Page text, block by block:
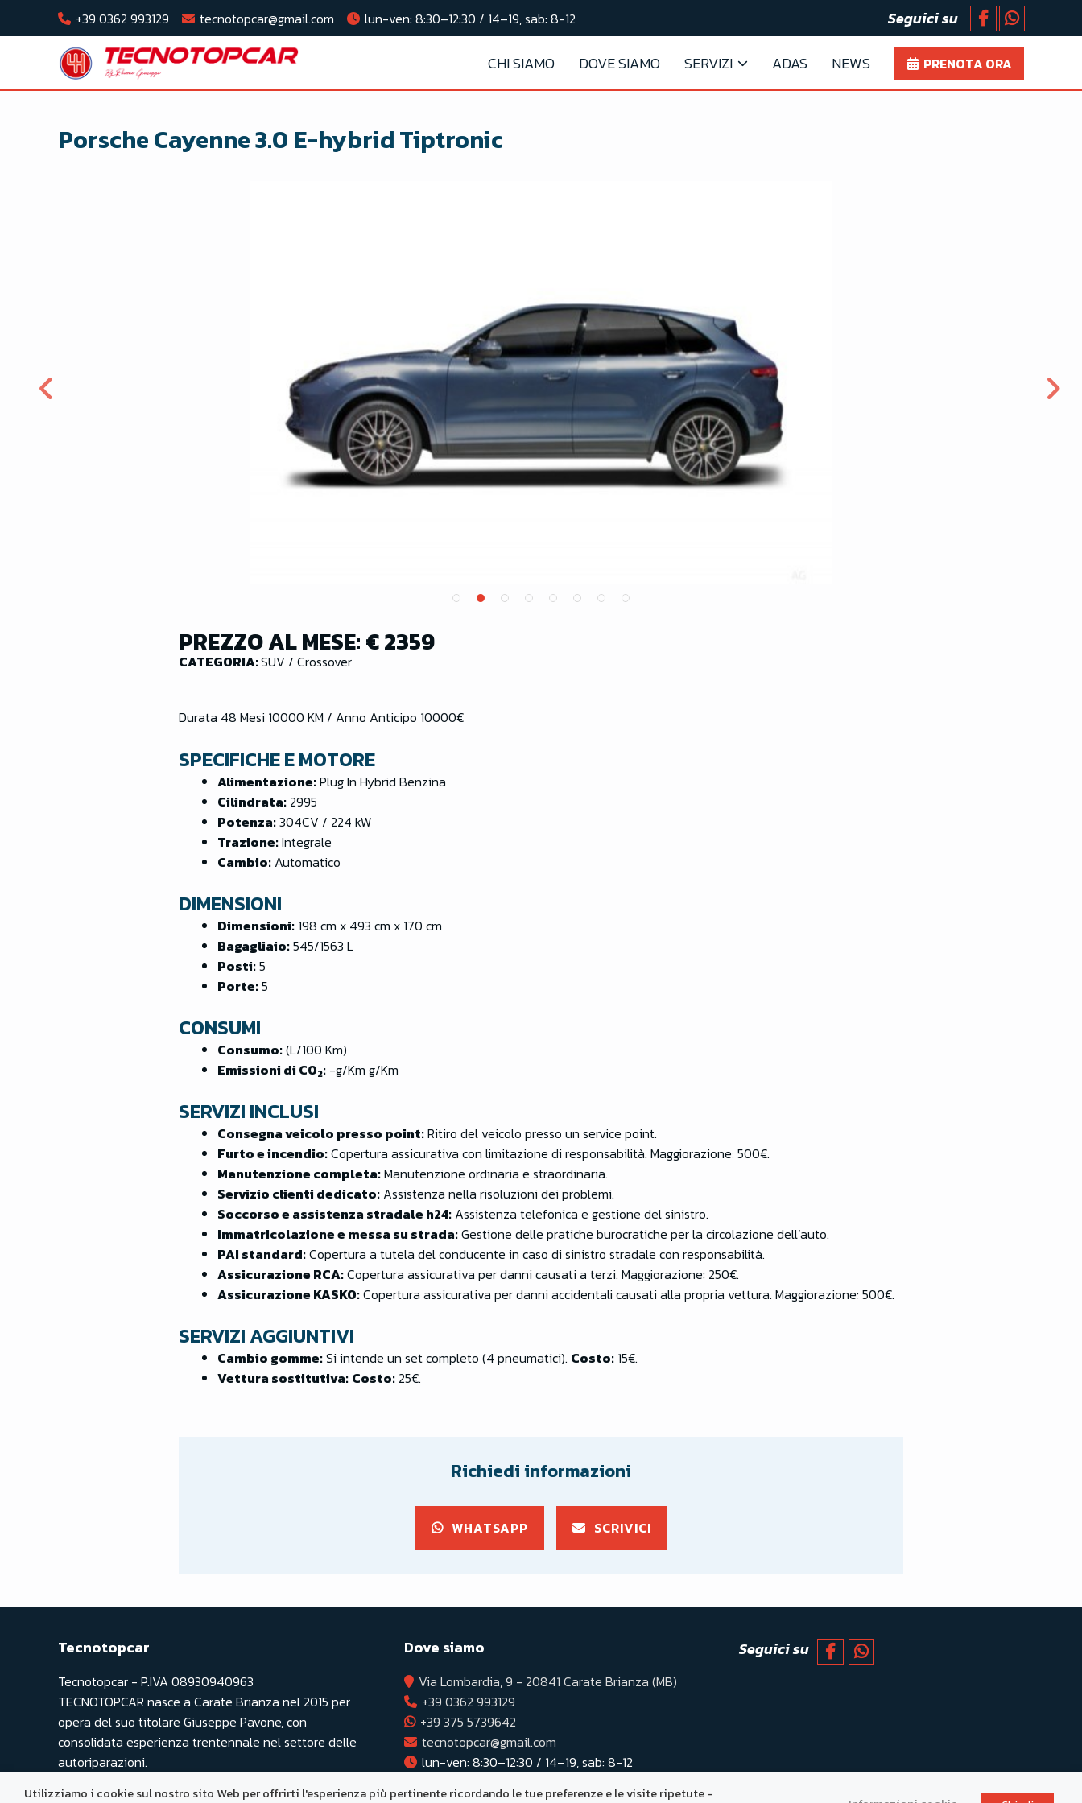
+39 0362 993129 tecnotopcar@gmail.com lun-ven: 8:30–12:30 / 14–19, sab: 8-12 Seguici su
CHI SIAMO DOVE SIAMO SERVIZI ADAS NEWS PRENOTA ORA
Porsche Cayenne 3.0 E-hybrid Tiptronic
PREZZO AL MESE:€ 2359
CATEGORIA:SUV / Crossover
Durata 48 Mesi 10000 KM / Anno Anticipo 10000€
SPECIFICHE E MOTORE
Alimentazione:Plug In Hybrid Benzina
Cilindrata: 2995
Potenza:304CV / 224 kW
Trazione:Integrale
Cambio: Automatico
DIMENSIONI
Dimensioni: 198 cm x 493 cm x 170 cm
Bagagliaio:545/1563 L
Posti:5
Porte:5
CONSUMI
Consumo:(L/100 Km)
Emissioni di CO2: -g/Km g/Km
SERVIZI INCLUSI
Consegna veicolo presso point:Ritiro del veicolo presso un service point.
Furto e incendio:Copertura assicurativa con limitazione di responsabilità. Maggiorazione: 500€.
Manutenzione completa:Manutenzione ordinaria e straordinaria.
Servizio clienti dedicato: Assistenza nella risoluzioni dei problemi.
Soccorso e assistenza stradale h24: Assistenza telefonica e gestione del sinistro.
Immatricolazione e messa su strada:Gestione delle pratiche burocratiche per la circolazione dell’auto.
PAI standard:Copertura a tutela del conducente in caso di sinistro stradale con responsabilità.
Assicurazione RCA:Copertura assicurativa per danni causati a terzi. Maggiorazione: 250€.
Assicurazione KASKO:Copertura assicurativa per danni accidentali causati alla propria vettura. Maggiorazione: 500€.
SERVIZI AGGIUNTIVI
Cambio gomme:Si intende un set completo (4 pneumatici). Costo: 15€.
Vettura sostitutiva: Costo: 25€.
Richiedi informazioni
WHATSAPP SCRIVICI
Tecnotopcar
Tecnotopcar - P.IVA 08930940963
TECNOTOPCAR nasce a Carate Brianza nel 2015 per
opera del suo titolare Giuseppe Pavone, con
consolidata esperienza trentennale nel settore delle
autoriparazioni.
Dove siamo
Via Lombardia, 9 - 20841 Carate Brianza (MB)
+39 0362 993129
+39 375 5739642
tecnotopcar@gmail.com
lun-ven: 8:30–12:30 / 14–19, sab: 8-12
Seguici su
Utilizziamo i cookie sul nostro sito Web per offrirti l'esperienza più pertinente ricordando le tue preferenze e le visite ripetute -